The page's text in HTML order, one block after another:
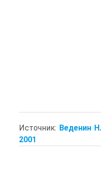
Источник: Веденин
2001